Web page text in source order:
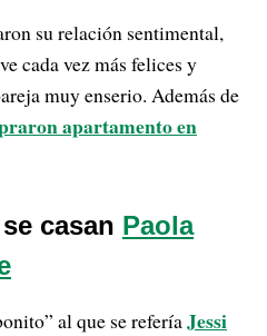
su relación sentimental,
cada vez más felices y
muy enserio. Además de
apartamento en
casan Paola
” al que se referíaJessi